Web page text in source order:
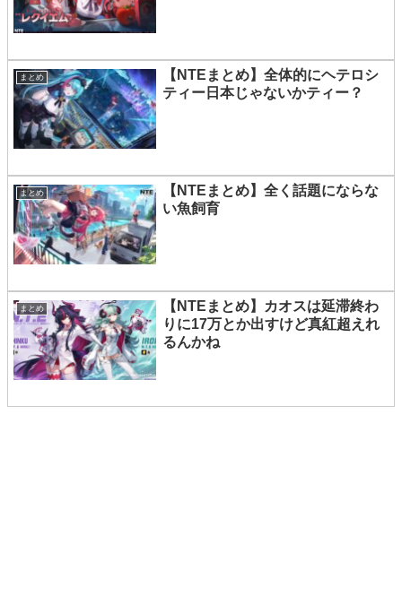
まとめ
【NTEまとめ】全体的にヘテロシ
ティー日本じゃないかティー？
まとめ
【NTEまとめ】全く話題にならな
い魚飼育
まとめ
【NTEまとめ】カオスは延滞終わ
りに17万とか出すけど真紅超えれ
るんかね